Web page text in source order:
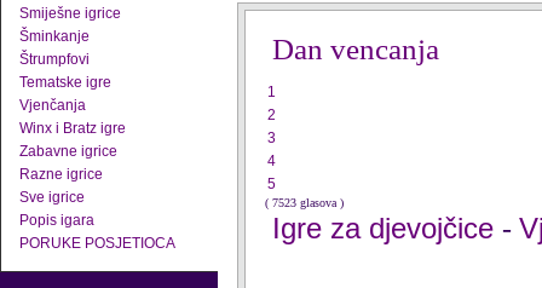
Smiješne igrice
Šminkanje
Štrumpfovi
Tematske igre
Vjenčanja
Winx i Bratz igre
Zabavne igrice
Razne igrice
Sve igrice
Popis igara
PORUKE POSJETIOCA
Dan vencanja
1
2
3
4
5
( 7523 glasova )
Igre za djevojčice -